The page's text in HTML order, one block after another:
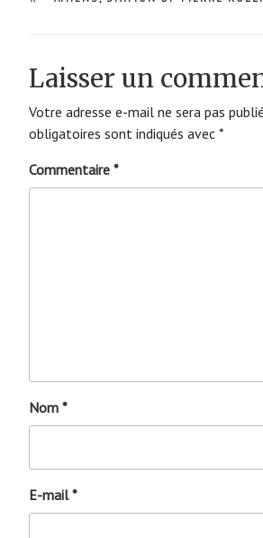
Laisser un
Votre adresse e-mail ne sera pas
obligatoires sont indiqués avec *
Commentaire *
Nom *
E-mail*